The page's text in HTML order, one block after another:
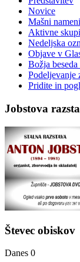
Novice
Mašni nameni
Aktivne
Nedeljska
Objave v
Božja
Podeljevanje
Pridite in
Jobstova
Števec obiskov
Danes 0